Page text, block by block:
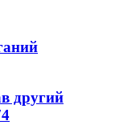
другий